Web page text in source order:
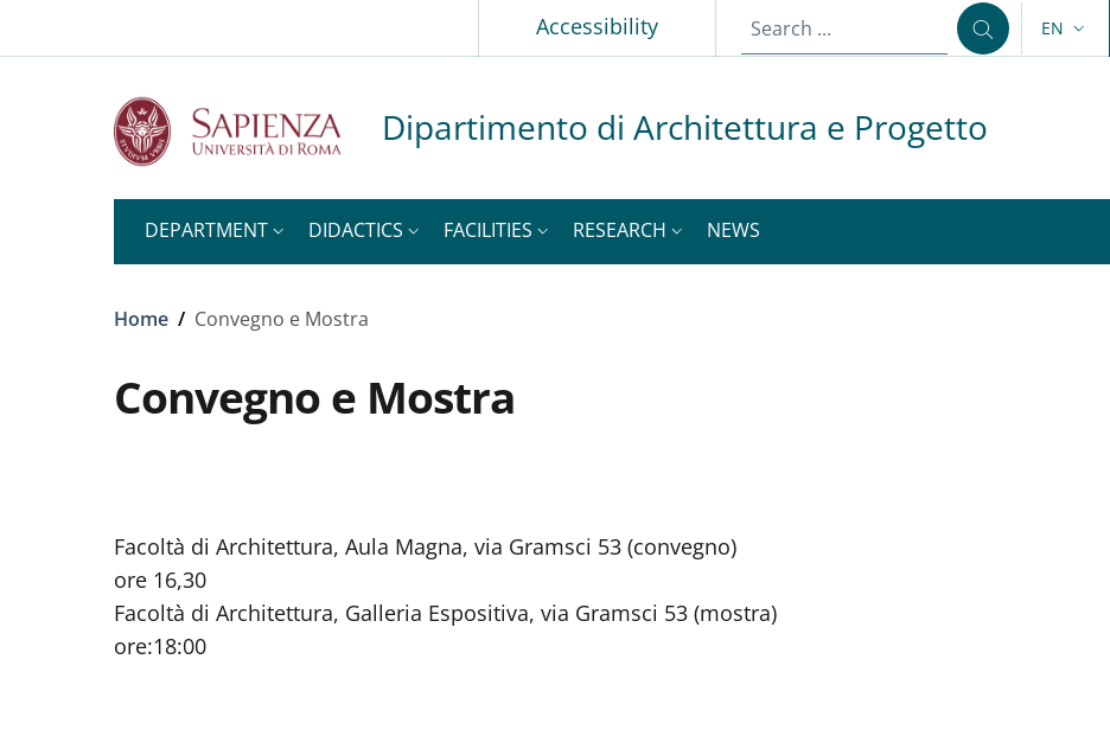
Slim topAccessibility EN
Dipartimento di Architettura e Progetto
DEPARTMENT DIDACTICS FACILITIES RESEARCH NEWS
Breadcrumb
Home / Convegno e Mostra
Convegno e Mostra
Facoltà di Architettura, Aula Magna, via Gramsci 53 (convegno)
ore 16,30
Facoltà di Architettura, Galleria Espositiva, via Gramsci 53 (mostra)
ore:18:00